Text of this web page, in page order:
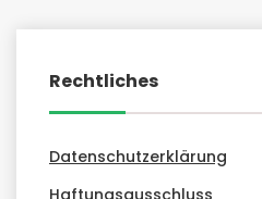
Rechtliches
Datenschutzerklärung